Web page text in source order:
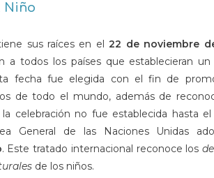
Niño
sus raíces en el22 de noviembre
a todos los países que establecieran
fecha fue elegida con el fin de
de todo el mundo, además de
celebración no fue establecida hasta el
General de las Naciones Unidas
. Este tratado internacional reconoce los
de los niños.